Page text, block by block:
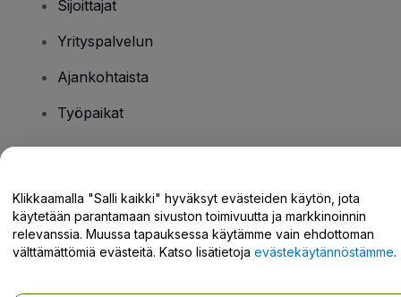
Sijoittajat
Yrityspalvelun
Ajankohtaista
Työpaikat
Tukikeskus / Ota meihin yhteyttä
Klikkaamalla "Salli kaikki" hyväksyt evästeiden käytön, jota
käytetään parantamaan sivuston toimivuutta ja markkinoinnin
relevanssia. Muussa tapauksessa käytämme vain ehdottoman
välttämättömiä evästeitä. Katso lisätietoja evästekäytännöstämme.